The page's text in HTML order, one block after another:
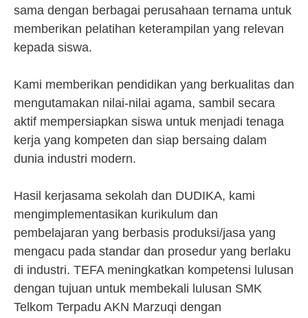
sama dengan berbagai perusahaan ternama untuk
memberikan pelatihan keterampilan yang relevan
kepada siswa.
Kami memberikan pendidikan yang berkualitas dan
mengutamakan nilai-nilai agama, sambil secara
aktif mempersiapkan siswa untuk menjadi tenaga
kerja yang kompeten dan siap bersaing dalam
dunia industri modern.
Hasil kerjasama sekolah dan DUDIKA, kami
mengimplementasikan kurikulum dan
pembelajaran yang berbasis produksi/jasa yang
mengacu pada standar dan prosedur yang berlaku
di industri. TEFA meningkatkan kompetensi lulusan
dengan tujuan untuk membekali lulusan SMK
Telkom Terpadu AKN Marzuqi dengan